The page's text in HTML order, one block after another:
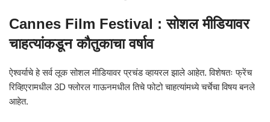
Cannes Film Festival : सोशल मीडियावर
चाहत्यांकडून कौतुकाचा वर्षाव
ऐश्वर्याचे हे सर्व लूक सोशल मीडियावर प्रचंड व्हायरल झाले आहेत. विशेषतः फ्रेंच
रिव्हिएरामधील 3D फ्लोरल गाऊनमधील तिचे फोटो चाहत्यांमध्ये चर्चेचा विषय बनले
आहेत.